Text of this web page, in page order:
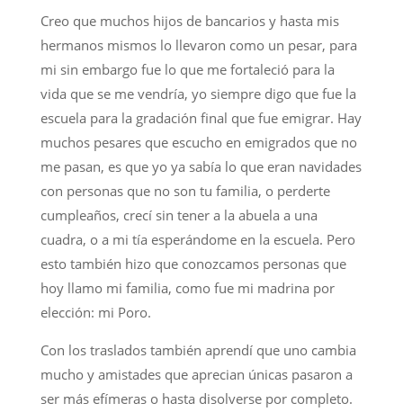
Creo que muchos hijos de bancarios y hasta mis
hermanos mismos lo llevaron como un pesar, para
mi sin embargo fue lo que me fortaleció para la
vida que se me vendría, yo siempre digo que fue la
escuela para la gradación final que fue emigrar. Hay
muchos pesares que escucho en emigrados que no
me pasan, es que yo ya sabía lo que eran navidades
con personas que no son tu familia, o perderte
cumpleaños, crecí sin tener a la abuela a una
cuadra, o a mi tía esperándome en la escuela. Pero
esto también hizo que conozcamos personas que
hoy llamo mi familia, como fue mi madrina por
elección: mi Poro.
Con los traslados también aprendí que uno cambia
mucho y amistades que aprecian únicas pasaron a
ser más efímeras o hasta disolverse por completo.